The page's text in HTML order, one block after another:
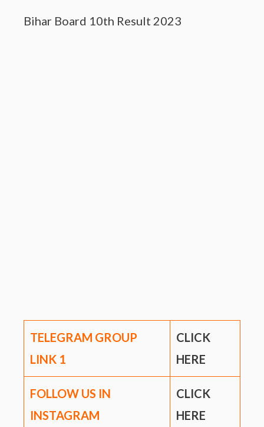
Bihar Board 10th Result 2023
TELEGRAM GROUP
LINK 1
CLICK
HERE
FOLLOW US IN
INSTAGRAM
CLICK
HERE